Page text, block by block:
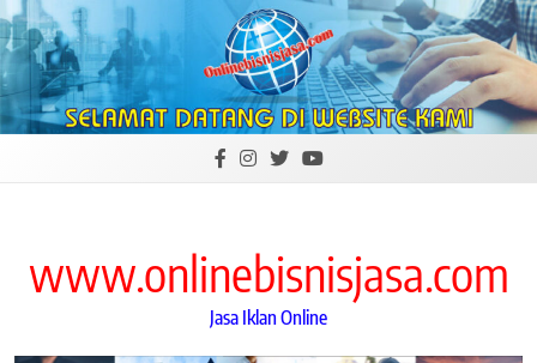
Skip
to
content
www.onlinebisnisjasa.com
Jasa Iklan Online